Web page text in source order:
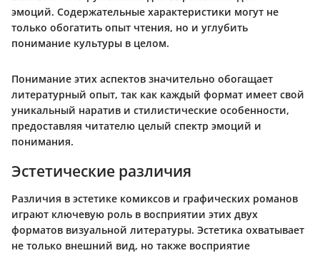
эмоций. Содержательные характеристики могут не
только обогатить опыт чтения, но и углубить
понимание культуры в целом.
Понимание этих аспектов значительно обогащает
литературный опыт, так как каждый формат имеет свой
уникальный наратив и стилистические особенности,
предоставляя читателю целый спектр эмоций и
понимания.
Эстетические различия
Различия в эстетике комиксов и графических романов
играют ключевую роль в восприятии этих двух
форматов визуальной литературы. Эстетика охватывает
не только внешний вид, но также восприятие